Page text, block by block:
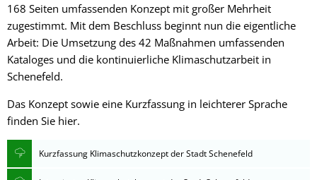
168 Seiten umfassenden Konzept mit großer Mehrheit
zugestimmt. Mit dem Beschluss beginnt nun die eigentliche
Arbeit: Die Umsetzung des 42 Maßnahmen umfassenden
Kataloges und die kontinuierliche Klimaschutzarbeit in
Schenefeld.
Das Konzept sowie eine Kurzfassung in leichterer Sprache
finden Sie hier.
Kurzfassung Klimaschutzkonzept der Stadt Schenefeld